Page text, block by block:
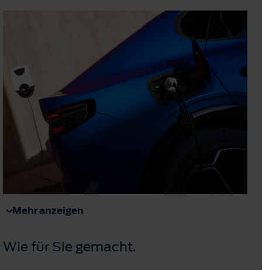
Mehr anzeigen
Wie für Sie gemacht.